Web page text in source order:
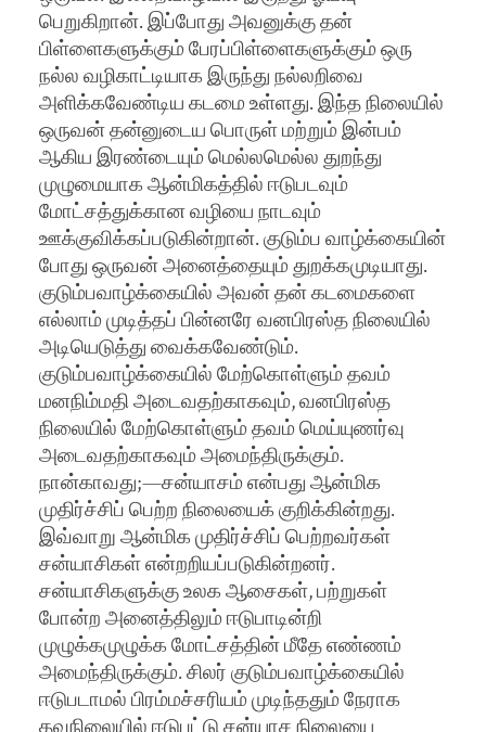
பெறுகிறான். இப்போது அவனுக்கு தன்
பிள்ளைகளுக்கும் பேரப்பிள்ளைகளுக்கும் ஒரு
நல்ல வழிகாட்டியாக இருந்து நல்லறிவை
அளிக்கவேண்டிய கடமை உள்ளது. இந்த நிலையில்
ஒருவன் தன்னுடைய பொருள் மற்றும் இன்பம்
ஆகிய இரண்டையும் மெல்லமெல்ல துறந்து
முழுமையாக ஆன்மிகத்தில் ஈடுபடவும்
மோட்சத்துக்கான வழியை நாடவும்
ஊக்குவிக்கப்படுகின்றான். குடும்ப வாழ்க்கையின்
போது ஒருவன் அனைத்தையும் துறக்கமுடியாது.
குடும்பவாழ்க்கையில் அவன் தன் கடமைகளை
எல்லாம் முடித்தப் பின்னரே வனபிரஸ்த நிலையில்
அடியெடுத்து வைக்கவேண்டும்.
குடும்பவாழ்க்கையில் மேற்கொள்ளும் தவம்
மனநிம்மதி அடைவதற்காகவும், வனபிரஸ்த
நிலையில் மேற்கொள்ளும் தவம் மெய்யுணர்வு
அடைவதற்காகவும் அமைந்திருக்கும்.
நான்காவது;—சன்யாசம் என்பது ஆன்மிக
முதிர்ச்சிப் பெற்ற நிலையைக் குறிக்கின்றது.
இவ்வாறு ஆன்மிக முதிர்ச்சிப் பெற்றவர்கள்
சன்யாசிகள் என்றறியப்படுகின்றனர்.
சன்யாசிகளுக்கு உலக ஆசைகள், பற்றுகள்
போன்ற அனைத்திலும் ஈடுபாடின்றி
முழுக்கமுழுக்க மோட்சத்தின் மீதே எண்ணம்
அமைந்திருக்கும். சிலர் குடும்பவாழ்க்கையில்
ஈடுபடாமல் பிரம்மச்சரியம் முடிந்ததும் நேராக